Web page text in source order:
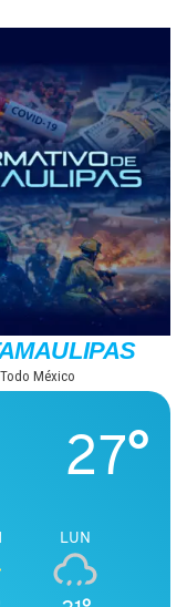
México
27°
LUN